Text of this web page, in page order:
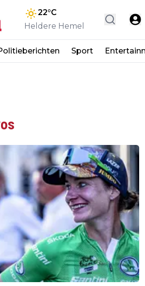
22°C
Heldere Hemel
Sport